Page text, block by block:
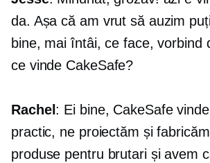
da. Așa că am vrut să auzim
bine, mai întâi, ce face, vorbind
ce vinde CakeSafe?
Rachel : Ei bine, CakeSafe
practic, ne proiectăm și
produse pentru brutari și avem